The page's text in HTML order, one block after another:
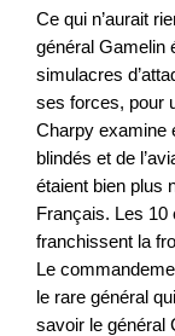
Ce qui n’aurait
général Gamelin
simulacres
ses forces, pour
Charpy examine
blindés et de
étaient bien plus
Français. Les 10
franchissent la
Le
le rare général
savoir le général